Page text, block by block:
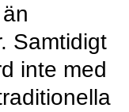
Samtidigt
inte med